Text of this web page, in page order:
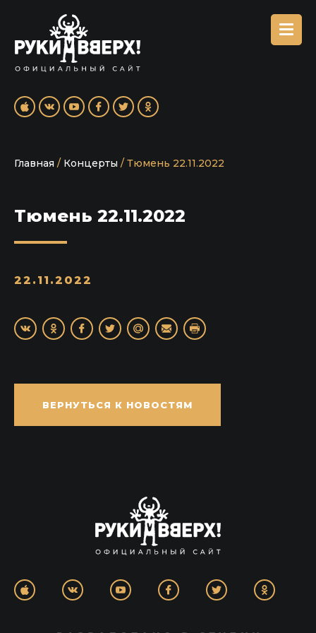
Главная / Концерты / Тюмень 22.11.2022
Тюмень 22.11.2022
22.11.2022
ВЕРНУТЬСЯ К НОВОСТЯМ